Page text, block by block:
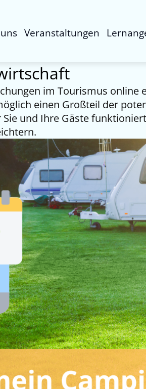
Veranstaltungen
im Tourismus
einen Großteil der
und Ihre Gäste